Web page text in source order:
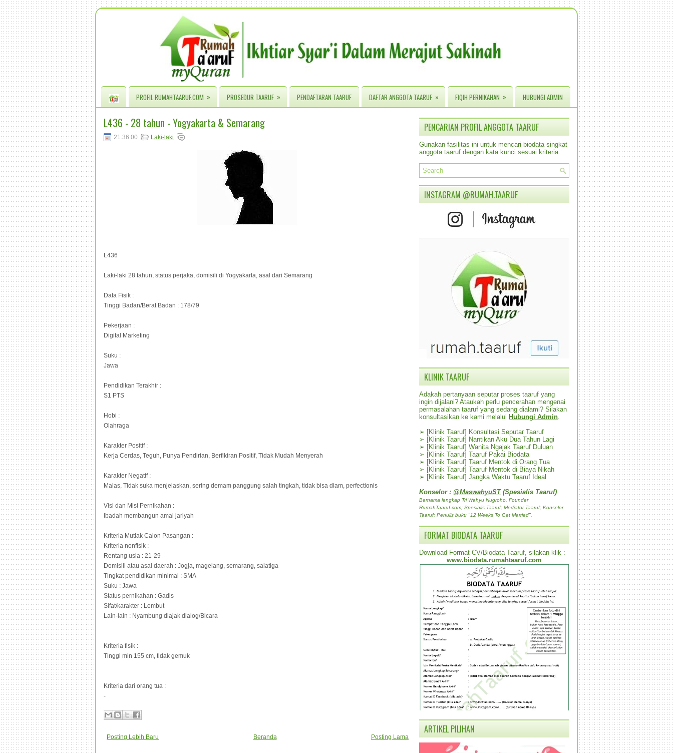
PROFIL RUMAHTAARUF.COM » PROSEDUR TAARUF » PENDAFTARAN TAARUF DAFTAR ANGGOTA TAARUF » FIQIH PERNIKAHAN » HUBUNGI ADMIN
L436 - 28 tahun - Yogyakarta & Semarang
21.36.00 Laki-laki
L436
Laki-laki 28 tahun, status perjaka, domisili di Yogyakarta, asal dari Semarang
Data Fisik :
Tinggi Badan/Berat Badan : 178/79
Pekerjaan :
Digital Marketing
Suku :
Jawa
Pendidikan Terakhir :
S1 PTS
Hobi :
Olahraga
Karakter Positif :
Kerja Cerdas, Teguh, Punya Pendirian, Berfikiran Positif, Tidak Mudah Menyerah
Karakter Negatif :
Malas, Tidak suka menjelaskan, sering demam panggung salah tingkah, tidak bisa diam, perfectionis
Visi dan Misi Pernikahan :
Ibadah membangun amal jariyah
Kriteria Mutlak Calon Pasangan :
Kriteria nonfisik :
Rentang usia : 21-29
Domisili atau asal daerah : Jogja, magelang, semarang, salatiga
Tingkat pendidikan minimal : SMA
Suku : Jawa
Status pernikahan : Gadis
Sifat/karakter : Lembut
Lain-lain : Nyambung diajak dialog/Bicara
Kriteria fisik :
Tinggi min 155 cm, tidak gemuk
Kriteria dari orang tua :
-
Posting Lebih Baru Posting Lama
Beranda
PENCARIAN PROFIL ANGGOTA TAARUF
Gunakan fasilitas ini untuk mencari biodata singkat
anggota taaruf dengan kata kunci sesuai kriteria.
INSTAGRAM @RUMAH.TAARUF
KLINIK TAARUF
Adakah pertanyaan seputar proses taaruf yang
ingin dijalani? Ataukah perlu pencerahan mengenai
permasalahan taaruf yang sedang dialami? Silakan
konsultasikan ke kami melalui Hubungi Admin
➢ [Klinik Taaruf] Konsultasi Seputar Taaruf
➢ [Klinik Taaruf] Nantikan Aku Dua Tahun Lagi
➢ [Klinik Taaruf] Wanita Ngajak Taaruf Duluan
➢ [Klinik Taaruf] Taaruf Pakai Biodata
➢ [Klinik Taaruf] Taaruf Mentok di Orang Tua
➢ [Klinik Taaruf] Taaruf Mentok di Biaya Nikah
➢ [Klinik Taaruf] Jangka Waktu Taaruf Ideal
Konselor : @MaswahyuST(Spesialis Taaruf)
Bernama lengkap Tri Wahyu Nugroho. Founder
RumahTaaruf.com; Spesialis Taaruf; Mediator Taaruf; Konselor
Taaruf; Penulis buku "12 Weeks To Get Married".
FORMAT BIODATA TAARUF
Download Format CV/Biodata Taaruf, silakan klik :
www.biodata.rumahtaaruf.com
ARTIKEL PILIHAN